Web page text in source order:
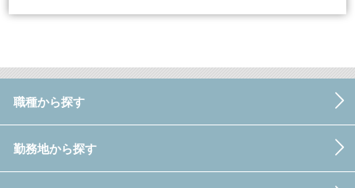
職種から探す
勤務地から探す